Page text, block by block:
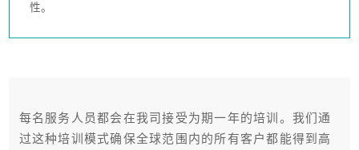
性。
每名服务人员都会在我司接受为期一年的培训。我们通
过这种培训模式确保全球范围内的所有客户都能得到高